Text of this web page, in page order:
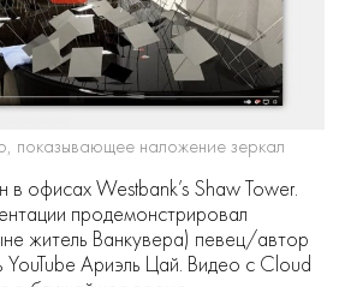
показывающее наложение зеркал
в офисах Westbank’s Shaw Tower.
продемонстрировал
житель Ванкувера) певец/автор
YouTube Ариэль Цай. Видео с Cloud